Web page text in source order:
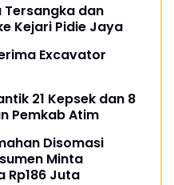
Tersangka dan
Kejari Pidie Jaya
Excavator
21 Kepsek dan 8
Pemkab Atim
Disomasi
Minta
Rp186 Juta